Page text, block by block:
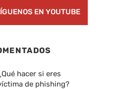
EN YOUTUBE
hacer si eres
de phishing?